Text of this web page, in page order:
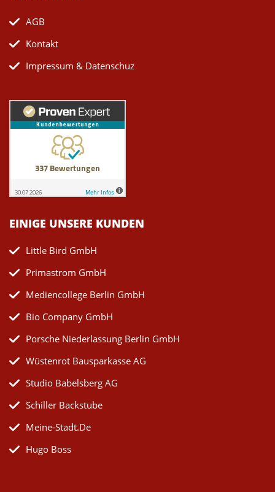
AGB
Kontakt
Impressum & Datenschuz
EINIGE UNSERE KUNDEN
Little Bird GmbH
Primastrom GmbH
Mediencollege Berlin GmbH
Bio Company GmbH
Porsche Niederlassung Berlin GmbH
Wüstenrot Bausparkasse AG
Studio Babelsberg AG
Schiller Backstube
Meine-Stadt.de
Hugo Boss